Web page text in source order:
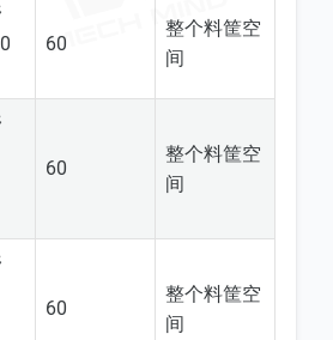
60
整个料筐空
间
60
整个料筐空
间
60
整个料筐空
间